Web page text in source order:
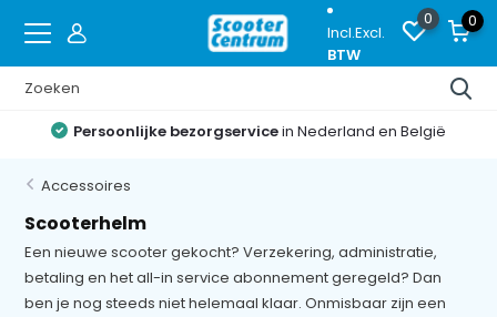
Incl.Excl.
BTW
0 0
Proefrijdenop de nieuwste modellen
Accessoires
Scooterhelm
Een nieuwe scooter gekocht? Verzekering, administratie,
betaling en het all-in service abonnement geregeld? Dan
ben je nog steeds niet helemaal klaar. Onmisbaar zijn een